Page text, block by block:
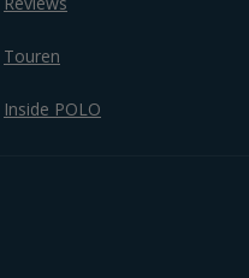
Touren
Inside POLO